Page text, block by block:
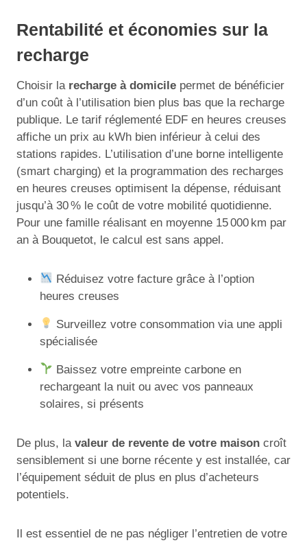
Rentabilité et économies sur la
recharge
Choisir la recharge à domicile permet de bénéficier
d’un coût à l’utilisation bien plus bas que la recharge
publique. Le tarif réglementé EDF en heures creuses
affiche un prix au kWh bien inférieur à celui des
stations rapides. L’utilisation d’une borne intelligente
(smart charging) et la programmation des recharges
en heures creuses optimisent la dépense, réduisant
jusqu’à 30 % le coût de votre mobilité quotidienne.
Pour une famille réalisant en moyenne 15 000 km par
an à Bouquetot, le calcul est sans appel.
Réduisez votre facture grâce à l’option
heures creuses
Surveillez votre consommation via une appli
spécialisée
Baissez votre empreinte carbone en
rechargeant la nuit ou avec vos panneaux
solaires, si présents
De plus, la valeur de revente de votre maison croît
sensiblement si une borne récente y est installée, car
l’équipement séduit de plus en plus d’acheteurs
potentiels.
Il est essentiel de ne pas négliger l’entretien de votre